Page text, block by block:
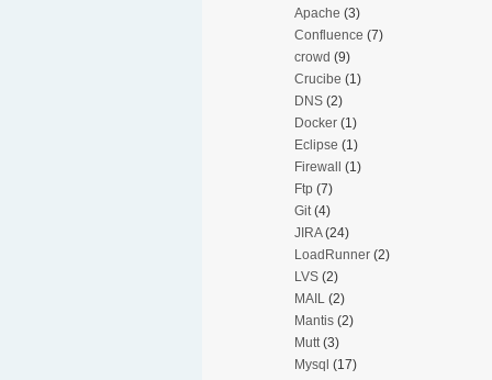
Apache (3)
Confluence (7)
crowd (9)
Crucibe (1)
DNS(2)
Docker(1)
Eclipse (1)
Firewall (1)
Ftp(7)
Git(4)
JIRA(24)
LoadRunner(2)
LVS(2)
MAIL (2)
Mantis(2)
Mutt(3)
Mysql (17)